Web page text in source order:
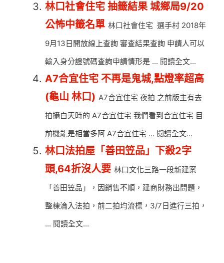
林口社會住宅 抽籤結果 城鄉局9/20
公怖中籤名單 林口社會住宅 選手村 2018年
9月13日開放線上查詢 審查結果查詢 申請人可以
輸入身分證號碼查詢申請情形是 ... 閱讀全文...
A7合宜住宅 不再是鬼城,點燈率超高
(龜山 林口) A7合宜住宅 夜拍 之前版主有去
拍攝白天時的 A7合宜住宅 我們看到合宜住宅 目
前機能是相當多阿 A7合宜住宅 ... 閱讀全文...
林口法拍屋「善田笠品」下殺2字
頭,64折沒人要 林口文化三路一段新建案
「善田笠品」，因銷售不順，建商財務出問題，
整棟淪入法拍，前二拍均流標，3/7日進行三拍，
... 閱讀全文...